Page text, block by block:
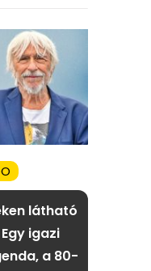
látható
igazi
a 80-